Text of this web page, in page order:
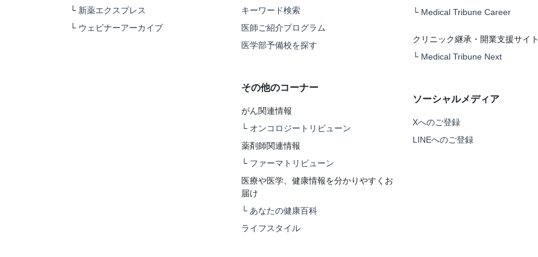
└ 新薬エクスプレス
└ ウェビナーアーカイブ
キーワード検索
医師ご紹介プログラム
医学部予備校を探す
その他のコーナー
がん関連情報
└ オンコロジートリビューン
薬剤師関連情報
└ ファーマトリビューン
医療や医学、健康情報を分かりやすくお
届け
└ あなたの健康百科
ライフスタイル
└ Medical Tribune Career
クリニック継承・開業支援サイト
└ Medical Tribune Next
ソーシャルメディア
Xへのご登録
LINEへのご登録